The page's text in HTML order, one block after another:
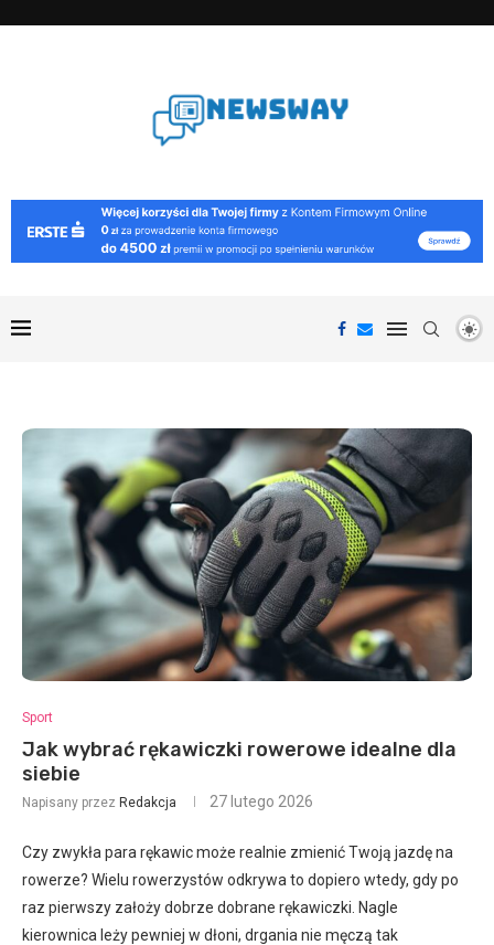
Sport
Jak wybrać rękawiczki rowerowe idealne dla
siebie
Napisany przez Redakcja 27 lutego 2026
Czy zwykła para rękawic może realnie zmienić Twoją jazdę na
rowerze? Wielu rowerzystów odkrywa to dopiero wtedy, gdy po
raz pierwszy założy dobrze dobrane rękawiczki. Nagle
kierownica leży pewniej w dłoni, drgania nie męczą tak